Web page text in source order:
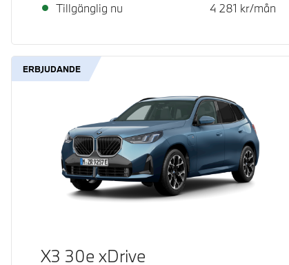
Tillgänglig nu
4 281 kr/mån
ERBJUDANDE
X3 30e xDrive